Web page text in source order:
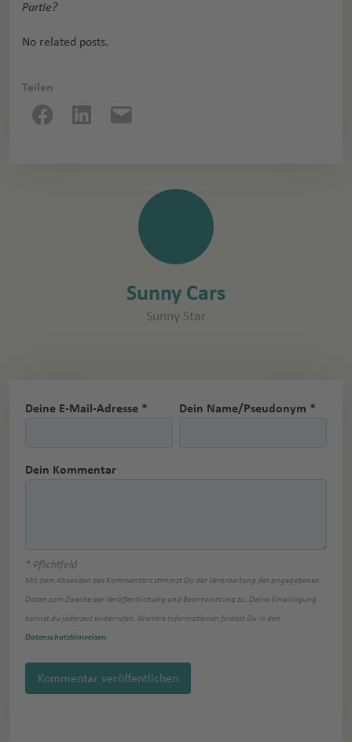
Partie?
No related posts.
Teilen
Sunny Cars
Sunny Star
Deine E-Mail-Adresse * Dein Name/Pseudonym *
Dein Kommentar
* Pflichtfeld
Mit dem Absenden des Kommentars stimmst Du der Verarbeitung der angegebenen
Daten zum Zwecke der Veröffentlichung und Beantwortung zu. Deine Einwilligung
kannst du jederzeit widerrufen. Weitere Informationen findest Du in den
Datenschutzhinweisen
Kommentar veröffentlichen